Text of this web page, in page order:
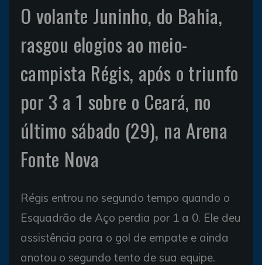
O volante Juninho, do Bahia,
rasgou elogios ao meio-
campista Régis, após o triunfo
por 3 a 1 sobre o Ceará, no
último sábado (29), na Arena
Fonte Nova
Régis entrou no segundo tempo quando o
Esquadrão de Aço perdia por 1 a 0. Ele deu
assistência para o gol de empate e ainda
anotou o segundo tento de sua equipe.